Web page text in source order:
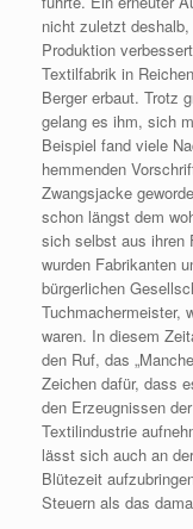
nicht zuletzt
Produktion
Textilfabrik in
Berger erbaut. Trotz
gelang es ihm, sich
Beispiel fand viele
hemmenden
Zwangsjacke
schon längst dem
sich selbst aus ihren
wurden Fabrikanten
bürgerlichen
Tuchmachermeister,
waren. In diesem
den Ruf, das
Zeichen dafür, dass
den Erzeugnissen
Textilindustrie
lässt sich auch an
Blütezeit
Steuern als das